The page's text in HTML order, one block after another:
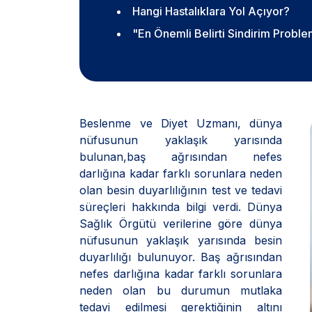
Hangi Hastalıklara Yol Açıyor?
"En Önemli Belirti Sindirim
Beslenme ve Diyet Uzmanı, dünya
nüfusunun yaklaşık yarısında
bulunan,baş ağrısından nefes
darlığına kadar farklı sorunlara neden
olan besin duyarlılığının test ve tedavi
süreçleri hakkında bilgi verdi. Dünya
Sağlık Örgütü verilerine göre dünya
nüfusunun yaklaşık yarısında besin
duyarlılığı bulunuyor. Baş ağrısından
nefes darlığına kadar farklı sorunlara
neden olan bu durumun mutlaka
tedavi edilmesi gerektiğinin altını